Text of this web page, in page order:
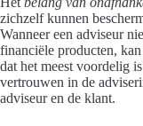
zichzelf kunnen
Wanneer een adviseur
financiële producten,
dat het meest voordelig
vertrouwen in de
adviseur en de klant.